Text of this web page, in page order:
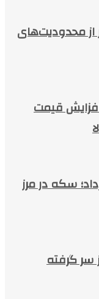
از محدودیت‌های
افزایش قیمت
سکه در مرز
سر گرفته